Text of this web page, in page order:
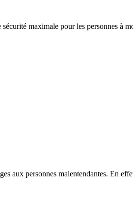
maximale pour les personnes
aux personnes malentendantes. En